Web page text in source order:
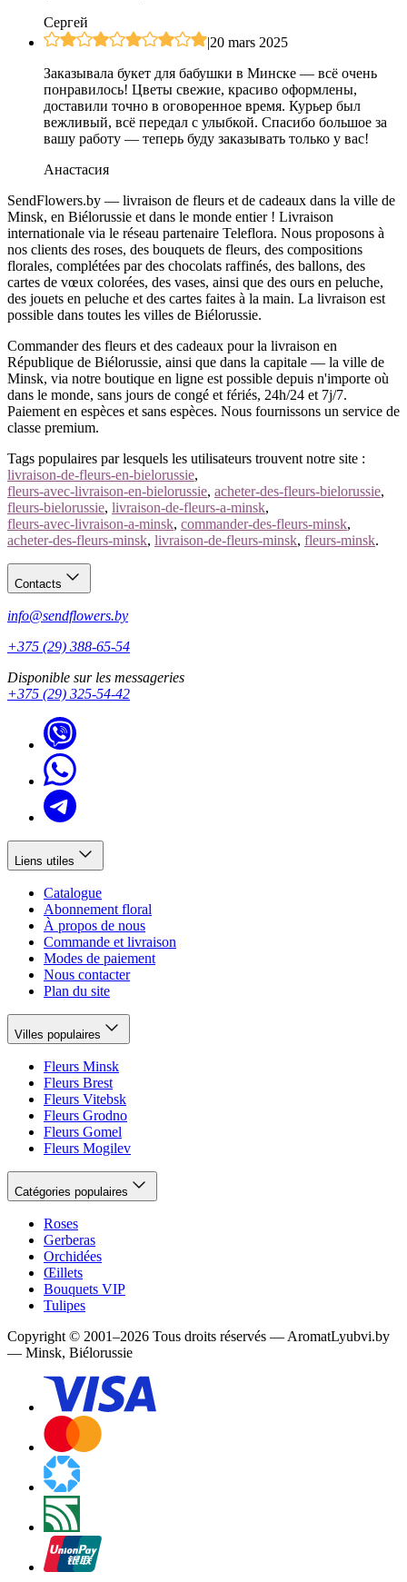
Сергей
|20 mars 2025
Заказывала букет для бабушки в Минске — всё очень
понравилось! Цветы свежие, красиво оформлены,
доставили точно в оговоренное время. Курьер был
вежливый, всё передал с улыбкой. Спасибо большое за
вашу работу — теперь буду заказывать только у вас!
Анастасия
SendFlowers.by — livraison de fleurs et de cadeaux dans la ville de
Minsk, en Biélorussie et dans le monde entier ! Livraison
internationale via le réseau partenaire Teleflora. Nous proposons à
nos clients des roses, des bouquets de fleurs, des compositions
florales, complétées par des chocolats raffinés, des ballons, des
cartes de vœux colorées, des vases, ainsi que des ours en peluche,
des jouets en peluche et des cartes faites à la main. La livraison est
possible dans toutes les villes de Biélorussie.
Commander des fleurs et des cadeaux pour la livraison en
République de Biélorussie, ainsi que dans la capitale — la ville de
Minsk, via notre boutique en ligne est possible depuis n'importe où
dans le monde, sans jours de congé et fériés, 24h/24 et 7j/7.
Paiement en espèces et sans espèces. Nous fournissons un service de
classe premium.
Tags populaires par lesquels les utilisateurs trouvent notre site :
livraison-de-fleurs-en-bielorussie,
fleurs-avec-livraison-en-bielorussie, acheter-des-fleurs-bielorussie,
fleurs-bielorussie, livraison-de-fleurs-a-minsk,
fleurs-avec-livraison-a-minsk, commander-des-fleurs-minsk,
acheter-des-fleurs-minsk, livraison-de-fleurs-minsk, fleurs-minsk.
Contacts
info@sendflowers.by
+375 (29) 388-65-54
Disponible sur les messageries
+375 (29) 325-54-42
Liens utiles
Catalogue
Abonnement floral
À propos de nous
Commande et livraison
Modes de paiement
Nous contacter
Plan du site
Villes populaires
Fleurs Minsk
Fleurs Brest
Fleurs Vitebsk
Fleurs Grodno
Fleurs Gomel
Fleurs Mogilev
Catégories populaires
Roses
Gerberas
Orchidées
Œillets
Bouquets VIP
Tulipes
Copyright © 2001–2026 Tous droits réservés — AromatLyubvi.by
— Minsk, Biélorussie